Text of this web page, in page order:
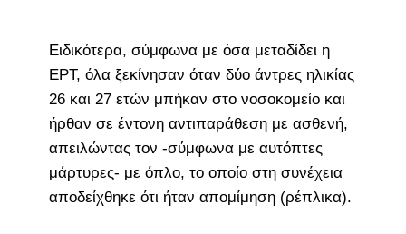
Ειδικότερα, σύμφωνα με όσα μεταδίδει η
ΕΡΤ, όλα ξεκίνησαν όταν δύο άντρες ηλικίας
26 και 27 ετών μπήκαν στο νοσοκομείο και
ήρθαν σε έντονη αντιπαράθεση με ασθενή,
απειλώντας τον -σύμφωνα με αυτόπτες
μάρτυρες- με όπλο, το οποίο στη συνέχεια
αποδείχθηκε ότι ήταν απομίμηση (ρέπλικα).